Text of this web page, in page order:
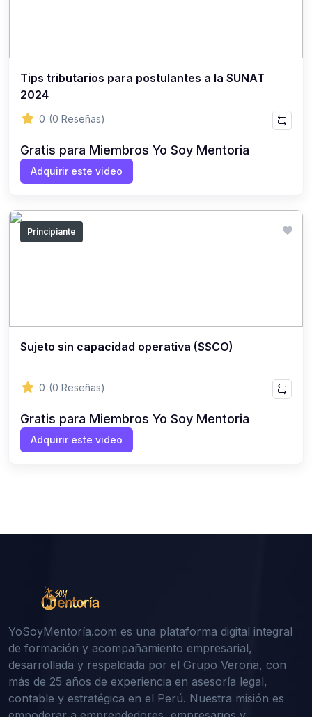
Tips tributarios para postulantes a la SUNAT
2024
0 (0 Reseñas)
Gratis para Miembros Yo Soy Mentoria
Adquirir este video
Principiante
Sujeto sin capacidad operativa (SSCO)
0 (0 Reseñas)
Gratis para Miembros Yo Soy Mentoria
Adquirir este video
YoSoyMentoría.com es una plataforma digital integral
de formación y acompañamiento empresarial,
desarrollada y respaldada por el Grupo Verona, con
más de 25 años de experiencia en asesoría legal,
contable y estratégica en el Perú. Nuestra misión es